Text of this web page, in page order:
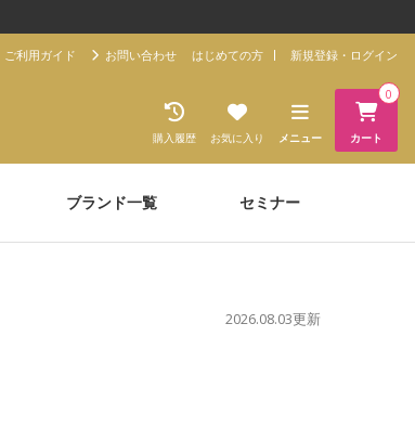
ご利用ガイド お問い合わせ はじめての方 新規登録・ログイン
カート
0
メニュー
お気に入り
購入履歴
ブランド一覧 セミナー
2026.08.03更新